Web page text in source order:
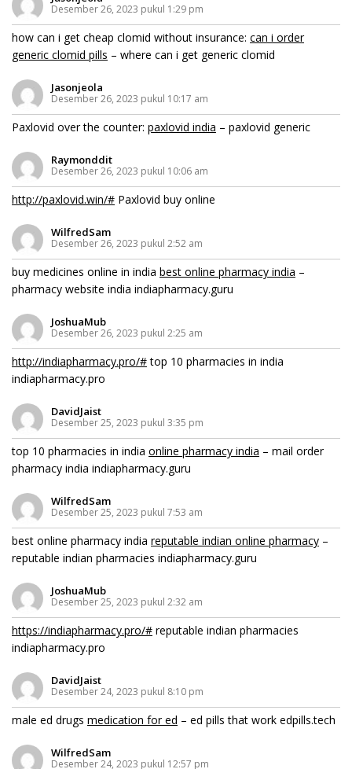
Desember 26, 2023 pukul 1:29 pm
how can i get cheap clomid without insurance: can i order
generic clomid pills – where can i get generic clomid
Jasonjeola
Desember 26, 2023 pukul 10:17 am
Paxlovid over the counter: paxlovid india – paxlovid generic
Raymonddit
Desember 26, 2023 pukul 10:06 am
http://paxlovid.win/# Paxlovid buy online
WilfredSam
Desember 26, 2023 pukul 2:52 am
buy medicines online in india best online pharmacy india –
pharmacy website india indiapharmacy.guru
JoshuaMub
Desember 26, 2023 pukul 2:25 am
http://indiapharmacy.pro/#top 10 pharmacies in india
indiapharmacy.pro
DavidJaist
Desember 25, 2023 pukul 3:35 pm
top 10 pharmacies in india online pharmacy india – mail order
pharmacy india indiapharmacy.guru
WilfredSam
Desember 25, 2023 pukul 7:53 am
best online pharmacy india reputable indian online pharmacy –
reputable indian pharmacies indiapharmacy.guru
JoshuaMub
Desember 25, 2023 pukul 2:32 am
https://indiapharmacy.pro/# reputable indian pharmacies
indiapharmacy.pro
DavidJaist
Desember 24, 2023 pukul 8:10 pm
male ed drugs medication for ed – ed pills that work edpills.tech
WilfredSam
Desember 24, 2023 pukul 12:57 pm